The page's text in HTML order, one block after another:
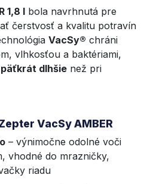
1,8 l bola navrhnutá pre
čerstvosť a kvalitu potravín
VacSy® chráni
vlhkosťou a baktériami,
päťkrát dlhšie než pri
VacSy AMBER
– výnimočne odolné voči
vhodné do mrazničky,
riadu